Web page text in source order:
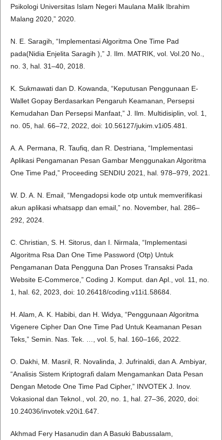
Psikologi Universitas Islam Negeri Maulana Malik Ibrahim
Malang 2020,” 2020.
N. E. Saragih, “Implementasi Algoritma One Time Pad
pada(Nidia Enjelita Saragih ),” J. Ilm. MATRIK, vol. Vol.20 No.,
no. 3, hal. 31–40, 2018.
K. Sukmawati dan D. Kowanda, “Keputusan Penggunaan E-
Wallet Gopay Berdasarkan Pengaruh Keamanan, Persepsi
Kemudahan Dan Persepsi Manfaat,” J. Ilm. Multidisiplin, vol. 1,
no. 05, hal. 66–72, 2022, doi: 10.56127/jukim.v1i05.481.
A. A. Permana, R. Taufiq, dan R. Destriana, “Implementasi
Aplikasi Pengamanan Pesan Gambar Menggunakan Algoritma
One Time Pad,” Proceeding SENDIU 2021, hal. 978–979, 2021.
W. D. A. N. Email, “Mengadopsi kode otp untuk memverifikasi
akun aplikasi whatsapp dan email,” no. November, hal. 286–
292, 2024.
C. Christian, S. H. Sitorus, dan I. Nirmala, “Implementasi
Algoritma Rsa Dan One Time Password (Otp) Untuk
Pengamanan Data Pengguna Dan Proses Transaksi Pada
Website E-Commerce,” Coding J. Komput. dan Apl., vol. 11, no.
1, hal. 62, 2023, doi: 10.26418/coding.v11i1.58684.
H. Alam, A. K. Habibi, dan H. Widya, “Penggunaan Algoritma
Vigenere Cipher Dan One Time Pad Untuk Keamanan Pesan
Teks,” Semin. Nas. Tek. …, vol. 5, hal. 160–166, 2022.
O. Dakhi, M. Masril, R. Novalinda, J. Jufrinaldi, dan A. Ambiyar,
“Analisis Sistem Kriptografi dalam Mengamankan Data Pesan
Dengan Metode One Time Pad Cipher,” INVOTEK J. Inov.
Vokasional dan Teknol., vol. 20, no. 1, hal. 27–36, 2020, doi:
10.24036/invotek.v20i1.647.
Akhmad Fery Hasanudin dan A Basuki Babussalam,